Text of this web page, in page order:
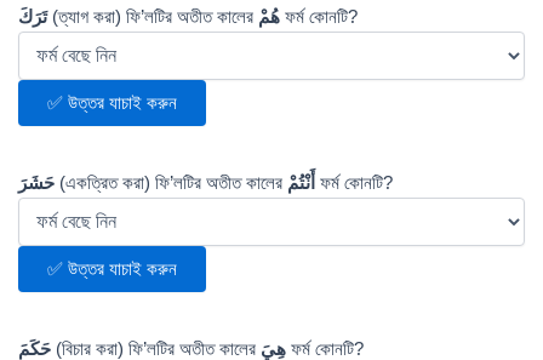
تَرَكَ(ত্যাগ করা) ফি’লটির অতীত কালের هُمْফর্ম কোনটি?
✅ উত্তর যাচাই করুন
حَشَرَ(একত্রিত করা) ফি’লটির অতীত কালের أَنْتُمْ ফর্ম কোনটি?
✅ উত্তর যাচাই করুন
حَكَمَ(বিচার করা) ফি’লটির অতীত কালের هِيَফর্ম কোনটি?